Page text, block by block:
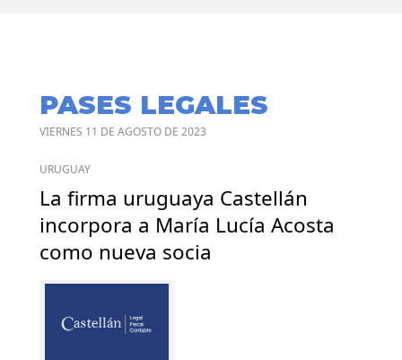
PASES LEGALES
VIERNES 11 DE AGOSTO DE 2023
URUGUAY
La firma uruguaya Castellán
incorpora a María Lucía Acosta
como nueva socia